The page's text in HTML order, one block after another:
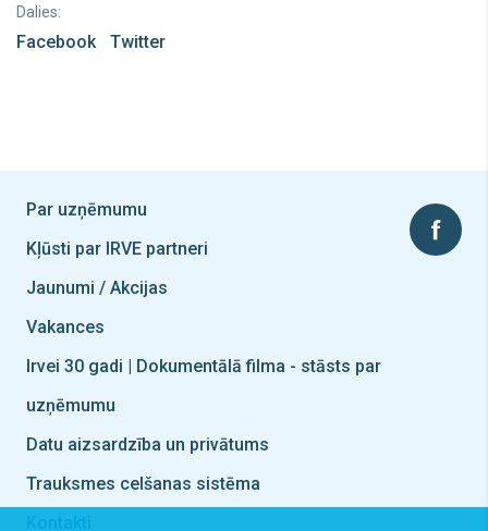
Dalies:
Facebook Twitter
Par uzņēmumu
Kļūsti par IRVE partneri
Jaunumi / Akcijas
Vakances
Irvei 30 gadi | Dokumentālā filma - stāsts par
uzņēmumu
Datu aizsardzība un privātums
Trauksmes celšanas sistēma